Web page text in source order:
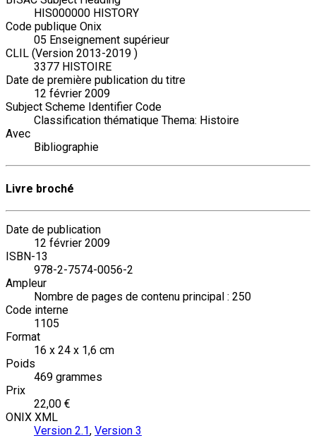
HIS000000 HISTORY
Code publique Onix
05 Enseignement supérieur
CLIL (Version 2013-2019 )
3377 HISTOIRE
Date de première publication du titre
12 février 2009
Subject Scheme Identifier Code
Classification thématique Thema: Histoire
Avec
Bibliographie
Livre broché
Date de publication
12 février 2009
ISBN-13
978-2-7574-0056-2
Ampleur
Nombre de pages de contenu principal : 250
Code interne
1105
Format
16 x 24 x 1,6 cm
Poids
469 grammes
Prix
22,00 €
ONIX XML
Version 2.1, Version 3